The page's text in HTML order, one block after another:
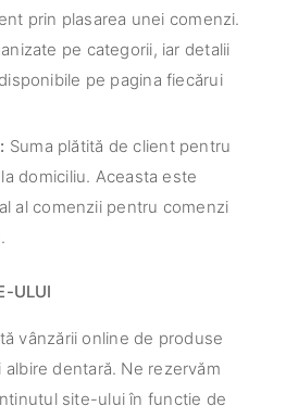
prin plasarea unei comenzi.
pe categorii, iar detalii
pe pagina fiecărui
Suma plătită de client pentru
domiciliu. Aceasta este
al comenzii pentru comenzi
ULUI
vânzării online de produse
dentară. Ne rezervăm
site-ului în funcție de